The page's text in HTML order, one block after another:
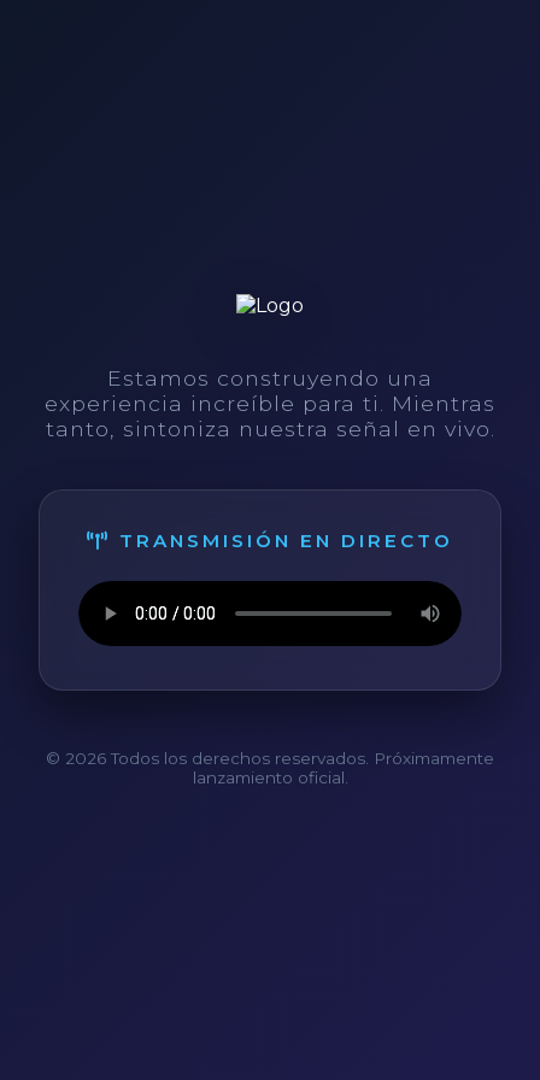
Estamos construyendo una
experiencia increíble para ti. Mientras
tanto, sintoniza nuestra señal en vivo.
TRANSMISIÓN EN DIRECTO
© 2026 Todos los derechos reservados. Próximamente
lanzamiento oficial.